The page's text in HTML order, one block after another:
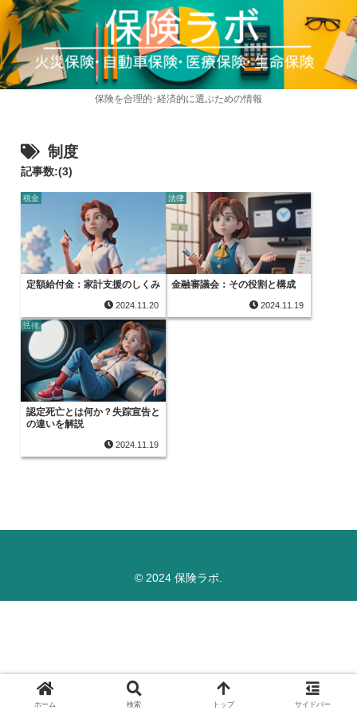
保険を合理的･経済的に選ぶための情報
制度
記事数:(3)
税金
定額給付金：家計支援のしくみ
2024.11.20
法律
金融審議会：その役割と構成
2024.11.19
法律
認定死亡とは何か？失踪宣告と
の違いを解説
2024.11.19
© 2024 保険ラボ.
ホーム 検索 トップ サイドバー